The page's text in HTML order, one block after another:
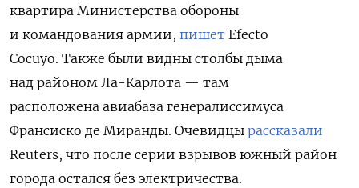
ПОДПИСАТЬСЯ
квартира Министерства обороны
и командования армии, пишет Efecto
Cocuyo. Также были видны столбы дыма
над районом Ла-Карлота — там
расположена авиабаза генералиссимуса
Франсиско де Миранды. Очевидцы рассказали
Reuters, что после серии взрывов южный район
города остался без электричества.